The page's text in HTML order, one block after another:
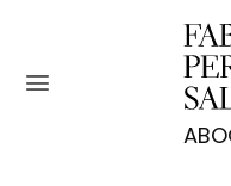
contenido